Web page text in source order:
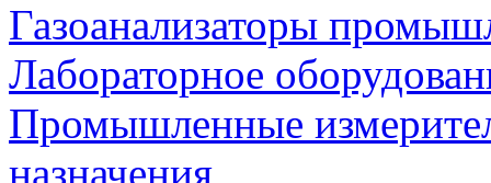
Газоанализаторы
Лабораторное
Промышленные
назначения